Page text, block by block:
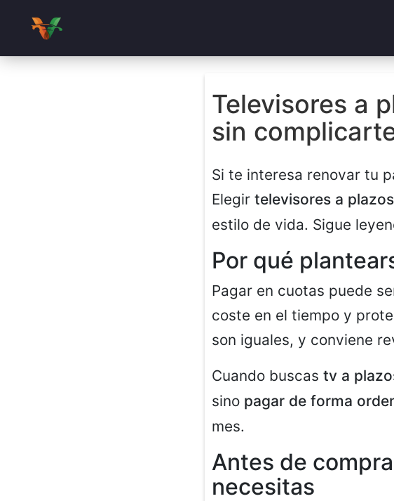
Televisores a
sin
Si te interesa renovar tu
Elegir televisores a plazos
estilo de vida. Sigue
Por qué
Pagar en cuotas puede
coste en el tiempo y
son iguales, y conviene
Cuando buscas tv a
sino pagar de forma
mes.
Antes de
necesitas